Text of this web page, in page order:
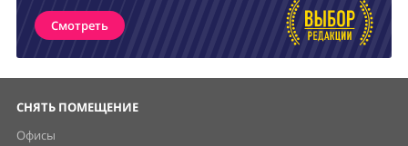
Смотреть
СНЯТЬ ПОМЕЩЕНИЕ
Офисы